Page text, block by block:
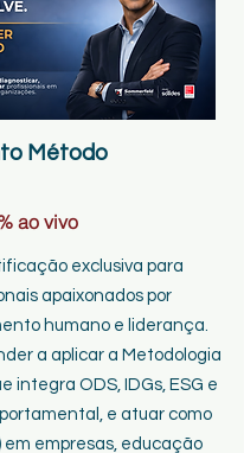
Método
ao vivo
exclusiva para
apaixonados por
humano e liderança.
a aplicar a Metodologia
integra ODS, IDGs, ESG e
e atuar como
em empresas, educação